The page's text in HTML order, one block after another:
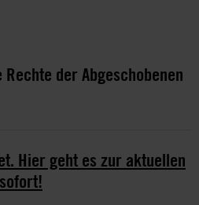
der Abgeschobenen
Hier geht es zur aktuellen